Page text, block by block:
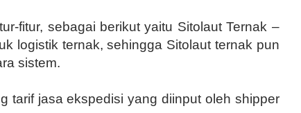
fitur, sebagai berikut yaitu Sitolaut Ternak –
logistik ternak, sehingga Sitolaut ternak pun
sistem.
tarif jasa ekspedisi yang diinput oleh shipper